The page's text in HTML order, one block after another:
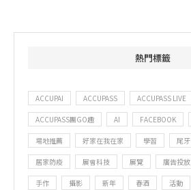
熱門標籤
ACCUPAI ACCUPASS ACCUPASS LIVE
ACCUPASS團GO趣 AI FACEBOOK
場地推薦 好家在我在家 學習 尾牙
居家防疫 展會科技 展覽 廣告投放
手作 攝影 新年 春酒 活動